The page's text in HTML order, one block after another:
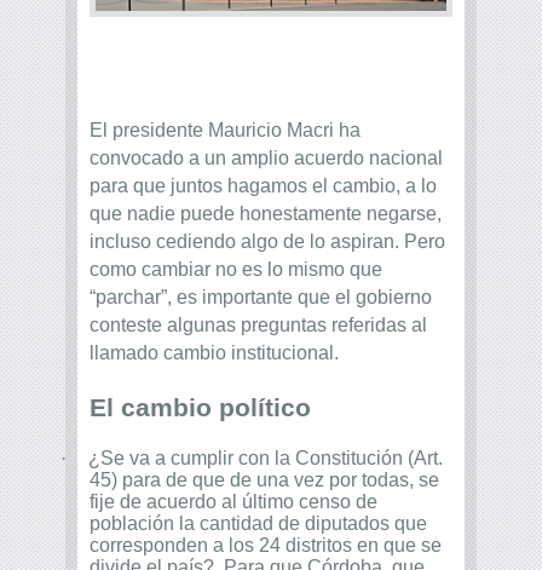
El presidente Mauricio Macri ha
convocado a un amplio acuerdo nacional
para que juntos hagamos el cambio, a lo
que nadie puede honestamente negarse,
incluso cediendo algo de lo aspiran. Pero
como cambiar no es lo mismo que
“parchar”, es importante que el gobierno
conteste algunas preguntas referidas al
llamado cambio institucional.
El cambio político
·
¿Se va a cumplir con la Constitución (Art.
45) para de que de una vez por todas, se
fije de acuerdo al último censo de
población la cantidad de diputados que
corresponden a los 24 distritos en que se